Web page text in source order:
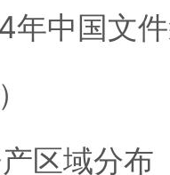
中国文
区域分布